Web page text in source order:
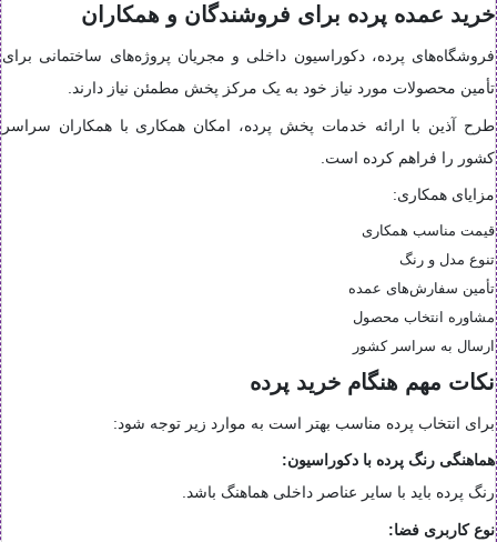
خرید عمده پرده برای فروشندگان و همکاران
فروشگاه‌های پرده، دکوراسیون داخلی و مجریان پروژه‌های ساختمانی برای
تأمین محصولات مورد نیاز خود به یک مرکز پخش مطمئن نیاز دارند.
طرح آذین با ارائه خدمات پخش پرده، امکان همکاری با همکاران سراسر
کشور را فراهم کرده است.
مزایای همکاری:
قیمت مناسب همکاری
تنوع مدل و رنگ
تأمین سفارش‌های عمده
مشاوره انتخاب محصول
ارسال به سراسر کشور
نکات مهم هنگام خرید پرده
برای انتخاب پرده مناسب بهتر است به موارد زیر توجه شود:
هماهنگی رنگ پرده با دکوراسیون:
رنگ پرده باید با سایر عناصر داخلی هماهنگ باشد.
نوع کاربری فضا: